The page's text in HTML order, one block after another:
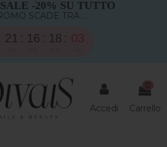
-20% SU TUTTO
SCADE TRA....
21 16 18 03
Accedi
0
Carrello